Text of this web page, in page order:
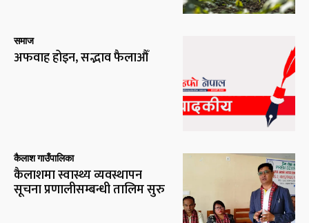
समाज
अफवाह होइन, सद्भाव फैलाऔँ
कैलाश गाउँपालिका
कैलाशमा स्वास्थ्य व्यवस्थापन
सूचना प्रणालीसम्बन्धी तालिम सुरु